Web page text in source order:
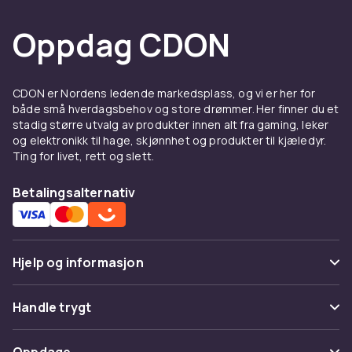
Du kan også deaktivere denne funksjonen i PS5-
innstillingsmenyen og bruke eksterne hodetelefoner i
Bluetooth-kompatibel: 3.0 Arbeidsspenning:
Litiumbatteri 3.7V Arbeidsstrøm: 5mA, Statisk 1.6mA
Maks ladestrøm: 500mA, 5V Produktstørrelse: 132 x
56.6 x 49.8mm/5.2 x 2.23 x
1.96 tommer Tilkoblingstrinn: 1. Koble tastaturet til PS5
DualSense Edge-kontrolleren via kontrollerens 3,5 mm-
grensesnitt.
2. Koble PS5 DualSense Edge-kontrolleren til PS5-
verten.
3. Start tastaturet med på/av-knappen - den blå LED-
indikatoren lyser.
4. For PS5-verdier, skriv inn (Innstillinger) - (Perifere
enheter) - (Bluetooth-aktivert tilbehør).
Oppdag CDON
CDON er Nordens ledende markedsplass, og vi er her for
både små hverdagsbehov og store drømmer. Her finner du et
stadig større utvalg av produkter innen alt fra gaming, leker
og elektronikk til hage, skjønnhet og produkter til kjæledyr.
Ting for livet, rett og slett.
Betalingsalternativ
Hjelp og informasjon
Vanlige spørsmål
Spor pakke
Handle trygt
Betaling